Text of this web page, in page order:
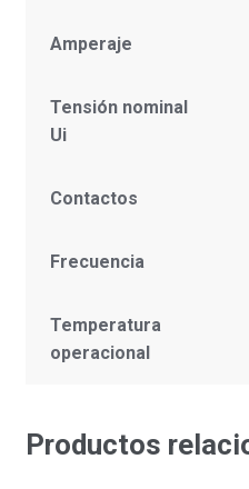
Amperaje
Tensión nominal
Ui
Contactos
Frecuencia
Temperatura
operacional
Productos